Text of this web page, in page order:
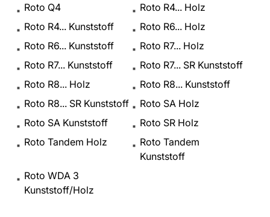
Roto Q4
Roto R4... Holz
Roto R4... Kunststoff
Roto R6... Holz
Roto R6... Kunststoff
Roto R7... Holz
Roto R7... Kunststoff
Roto R7... SR Kunststoff
Roto R8... Holz
Roto R8... Kunststoff
Roto R8... SR Kunststoff
Roto SA Holz
Roto SA Kunststoff
Roto SR Holz
Roto Tandem Holz
Roto Tandem
Kunststoff
Roto WDA 3
Kunststoff/Holz